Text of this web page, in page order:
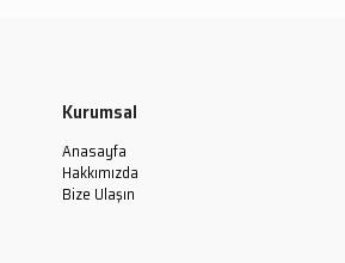
Kurumsal
Anasayfa
Hakkımızda
Bize Ulaşın